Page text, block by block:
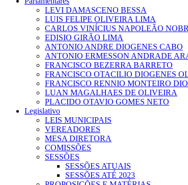
LEVI DAMASCENO BESSA
LUIS FELIPE OLIVEIRA LIMA
CARLOS VINÍCIUS NAPOLEÃO
EDISIO GIRÃO LIMA
ANTONIO ANDRE DIOGENES CABO
ANTONIO ERMESSON ANDRADE
FRANCISCO BEZERRA BARRETO
FRANCISCO OTACILIO DIOGENES
FRANCISCO RENNIO MONTEIRO
LUAN MAGALHAES DE OLIVEIRA
PLACIDO OTAVIO GOMES NETO
Legislativo
LEIS MUNICIPAIS
VEREADORES
MESA DIRETORA
COMISSÕES
SESSÕES
SESSÕES ATUAIS
SESSÕES ATÉ 2023